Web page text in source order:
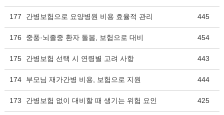
177 간병보험으로 요양병원 비용 효율적 관리 445
176 중풍·뇌졸중 환자 돌봄, 보험으로 대비 454
175 간병보험 선택 시 연령별 고려 사항 443
174 부모님 재가간병 비용, 보험으로 지원 444
173 간병보험 없이 대비할 때 생기는 위험 요인 425